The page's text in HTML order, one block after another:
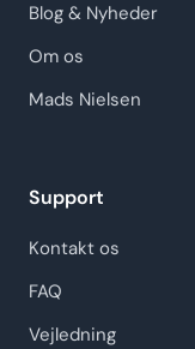
Blog & Nyheder
Om os
Mads Nielsen
Support
Kontakt os
FAQ
Vejledning